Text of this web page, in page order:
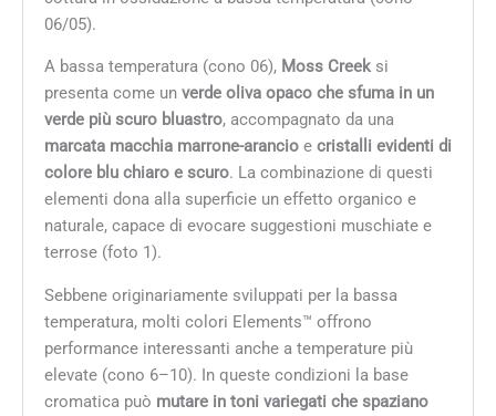
06/05).
A bassa temperatura (cono 06), Moss Creeksi
presenta come un verde oliva opaco che sfuma in un
verde più scuro bluastro, accompagnato da una
marcata macchia marrone-arancioe cristalli evidenti di
colore blu chiaro e scuro. La combinazione di questi
elementi dona alla superficie un effetto organico e
naturale, capace di evocare suggestioni muschiate e
terrose (foto 1).
Sebbene originariamente sviluppati per la bassa
temperatura, molti colori Elements™ offrono
performance interessanti anche a temperature più
elevate (cono 6–10). In queste condizioni la base
cromatica può mutare in toni variegati che spaziano